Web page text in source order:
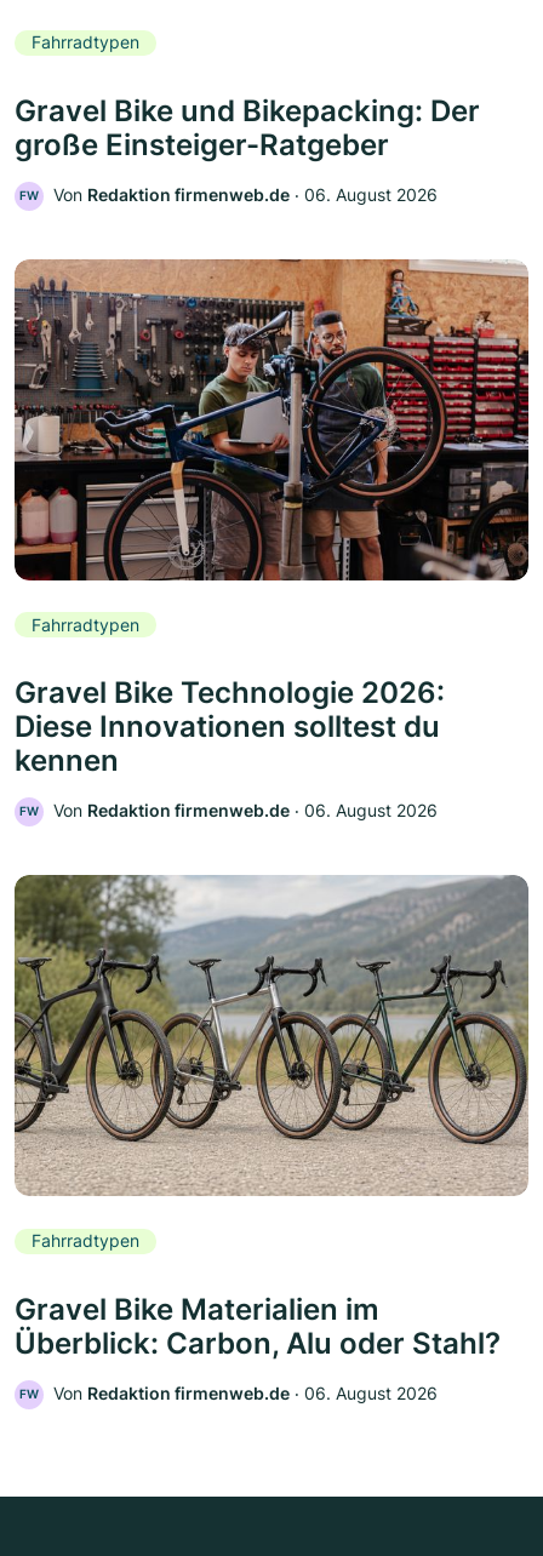
Fahrradtypen
Gravel Bike und Bikepacking: Der
große Einsteiger-Ratgeber
FW Von Redaktion firmenweb.de ‧ 06. August 2026
Fahrradtypen
Gravel Bike Technologie 2026:
Diese Innovationen solltest du
kennen
FW Von Redaktion firmenweb.de ‧ 06. August 2026
Fahrradtypen
Gravel Bike Materialien im
Überblick: Carbon, Alu oder Stahl?
FW Von Redaktion firmenweb.de ‧ 06. August 2026